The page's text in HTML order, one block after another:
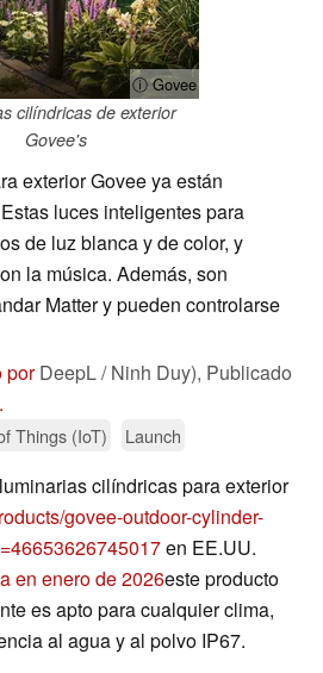
ⓘ Govee
cilíndricas de exterior
Govee's
exterior Govee ya están
luces inteligentes para
de luz blanca y de color, y
la música. Además, son
Matter y pueden controlarse
porDeepL / Ninh Duy), Publicado
Things (IoT) Launch
cilíndricas para exterior
govee-outdoor-cylinder-
en EE.UU.
en enero de 2026este producto
es apto para cualquier clima,
al agua y al polvo IP67.